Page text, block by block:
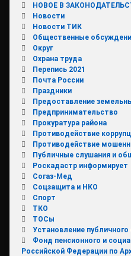
НОВОЕ В
Новости
Новости ТИК
Общественные
Округ
Охрана труда
Перепись 2021
Почта России
Праздники
Предоставление
Предпринимательство
Прокуратура района
Противодействие
Противодействие
Публичные слушания и
Роскадастр информирует
Согаз-Мед
Соцзащита и НКО
Спорт
ТКО
ТОСы
Установление публичного
Фонд пенсионного и
Российской Федерации по